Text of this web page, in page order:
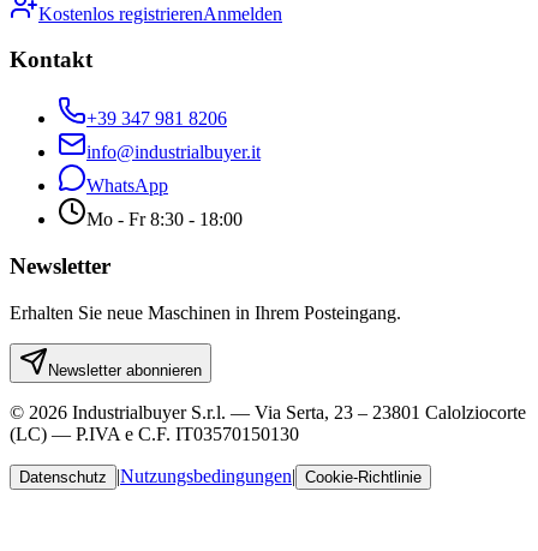
Kostenlos registrierenAnmelden
Kontakt
+39 347 981 8206
info@industrialbuyer.it
WhatsApp
Mo - Fr 8:30 - 18:00
Newsletter
Erhalten Sie neue Maschinen in Ihrem Posteingang.
Newsletter abonnieren
© 2026 Industrialbuyer S.r.l. — Via Serta, 23 – 23801 Calolziocorte
(LC) — P.IVA e C.F. IT03570150130
Datenschutz |Nutzungsbedingungen| Cookie-Richtlinie